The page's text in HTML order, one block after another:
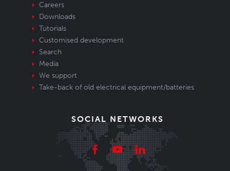
Careers
Downloads
Tutorials
Customised development
Search
Media
We support
Take-back of old electrical equipment/batteries
SOCIAL NETWORKS